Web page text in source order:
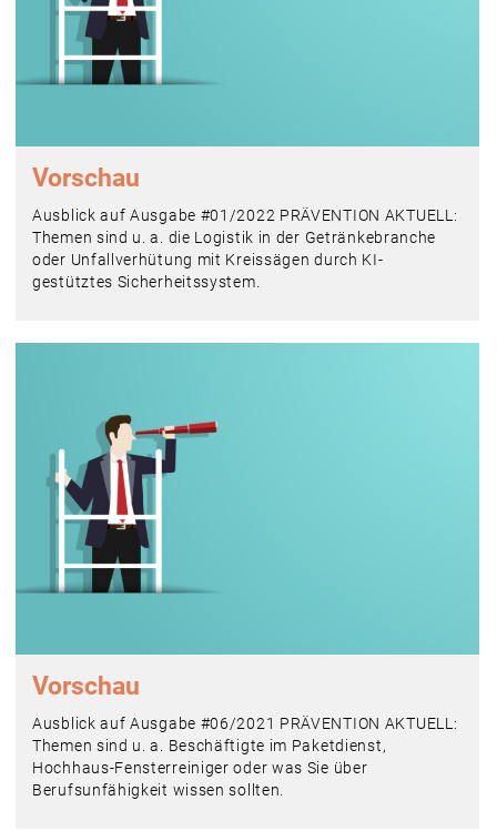
Vorschau
Ausblick auf Ausgabe #01/2022 PRÄVENTION AKTUELL:
Themen sind u. a. die Logistik in der Getränkebranche
oder Unfallverhütung mit Kreissägen durch KI-
gestütztes Sicherheitssystem.
Vorschau
Ausblick auf Ausgabe #06/2021 PRÄVENTION AKTUELL:
Themen sind u. a. Beschäftigte im Paketdienst,
Hochhaus-Fensterreiniger oder was Sie über
Berufsunfähigkeit wissen sollten.